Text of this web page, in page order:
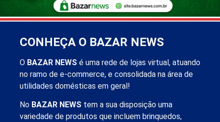
CONHEÇA O BAZAR NEWS
O BAZAR NEWS é uma rede de lojas virtual, atuando
no ramo de e-commerce, e consolidada na área de
utilidades domésticas em geral!
No BAZAR NEWS tem a sua disposição uma
variedade de produtos que incluem brinquedos,